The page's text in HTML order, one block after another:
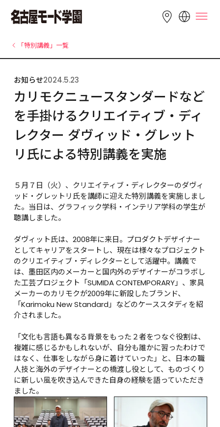
English 简体中文 繁體中文
한국어 Tiếng Việt
Indonesia
「特別講義」一覧
お知らせ2024.5.23
カリモクニュースタンダードなど
を手掛けるクリエイティブ・ディ
レクター ダヴィッド・グレット
リ氏による特別講義を実施
５月７日（火）、クリエイティブ・ディレクターのダヴィ
ッド・グレットリ氏を講師に迎えた特別講義を実施しまし
た。当日は、グラフィック学科・インテリア学科の学生が
聴講しました。
ダヴィット氏は、2008年に来日。プロダクトデザイナー
としてキャリアをスタートし、現在は様々なプロジェクト
のクリエイティブ・ディレクターとして活躍中。講義で
は、墨田区内のメーカーと国内外のデザイナーがコラボし
た工芸プロジェクト「SUMIDA CONTEMPORARY」、家具
メーカーのカリモクが2009年に新設したブランド、
「Karimoku New Standard」などのケーススタディを紹
介されました。
「文化も言語も異なる背景をもった２者をつなぐ役割は、
複雑に感じるかもしれないが、自分も誰かに習ったわけで
はなく、仕事をしながら身に着けていった」と、日本の職
人技と海外のデザイナーとの橋渡し役として、ものづくり
に新しい風を吹き込んできた自身の経験を語っていただき
ました。